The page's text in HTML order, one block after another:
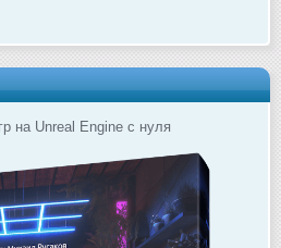
на Unreal Engine с нуля